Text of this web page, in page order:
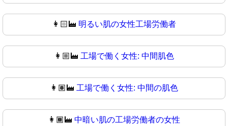
👩🏻‍🏭 明るい肌の女性工場労働者
👩🏼‍🏭 工場で働く女性: 中間肌色
👩🏽‍🏭 工場で働く女性: 中間の肌色
👩🏾‍🏭 中暗い肌の工場労働者の女性